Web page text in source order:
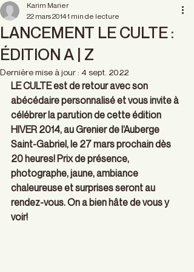
LANCEMENT LE CULTE :
ÉDITION A | Z
Karim Marier
22 mars 20141 min de lecture
Dernière mise à jour : 4 sept. 2022
LE CULTE est de retour avec son
abécédaire personnalisé et vous invite à
célébrer la parution de cette édition
HIVER 2014, au Grenier de l’Auberge
Saint-Gabriel, le 27 mars prochain dès
20 heures! Prix de présence,
photographe, jaune, ambiance
chaleureuse et surprises seront au
rendez-vous. On a bien hâte de vous y
voir!